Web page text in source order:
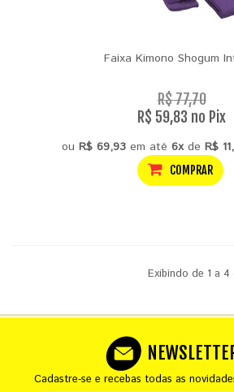
Faixa Kimono Shogum
R$ 77,70
R$ 59,83 no Pix
ou R$ 69,93 em até 6xde R$
COMPRAR
Exibindo de 1 a
Cadastre-se e recebas todas as